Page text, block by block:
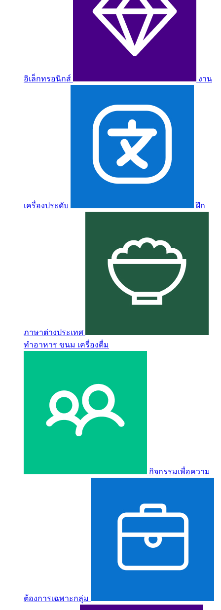
อิเล็กทรอนิกส์ งาน
เครื่องประดับ ฝึก
ภาษาต่างประเทศ
ทำอาหาร ขนม เครื่องดื่ม
กิจกรรมเพื่อความ
ต้องการเฉพาะกลุ่ม